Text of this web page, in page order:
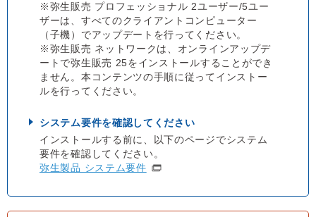
※弥生販売 プロフェッショナル 2ユーザー/5ユー
ザーは、すべてのクライアントコンピューター
（子機）でアップデートを行ってください。
※弥生販売 ネットワークは、オンラインアップデ
ートで弥生販売 25をインストールすることができ
ません。本コンテンツの手順に従ってインストー
ルを行ってください。
システム要件を確認してください
インストールする前に、以下のページでシステム
要件を確認してください。
弥生製品 システム要件